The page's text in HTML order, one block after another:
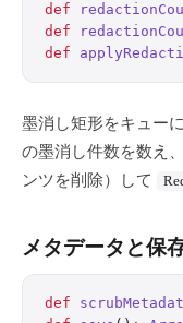
def
def
def
墨消し矩形をキュー
の墨消し件数を数え
ンツを削除）して
メタデータと保
def